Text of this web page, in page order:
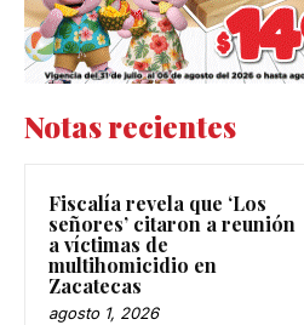
Notas recientes
Fiscalía revela que ‘Los
señores’ citaron a reunión
a víctimas de
multihomicidio en
Zacatecas
agosto 1, 2026